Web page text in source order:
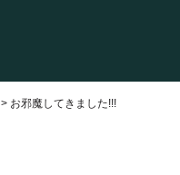
> お邪魔してきました!!!